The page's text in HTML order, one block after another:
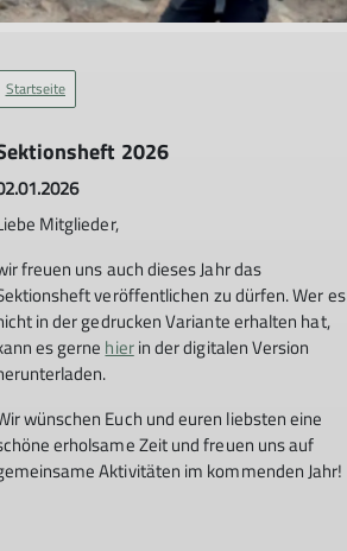
Startseite
2026
Mitglieder,
freuen uns auch dieses Jahr das
veröffentlichen zu dürfen. Wer es
in der gedrucken Variante erhalten hat,
es gerne hierin der digitalen Version
wünschen Euch und euren liebsten eine
erholsame Zeit und freuen uns auf
Aktivitäten im kommenden Jahr!